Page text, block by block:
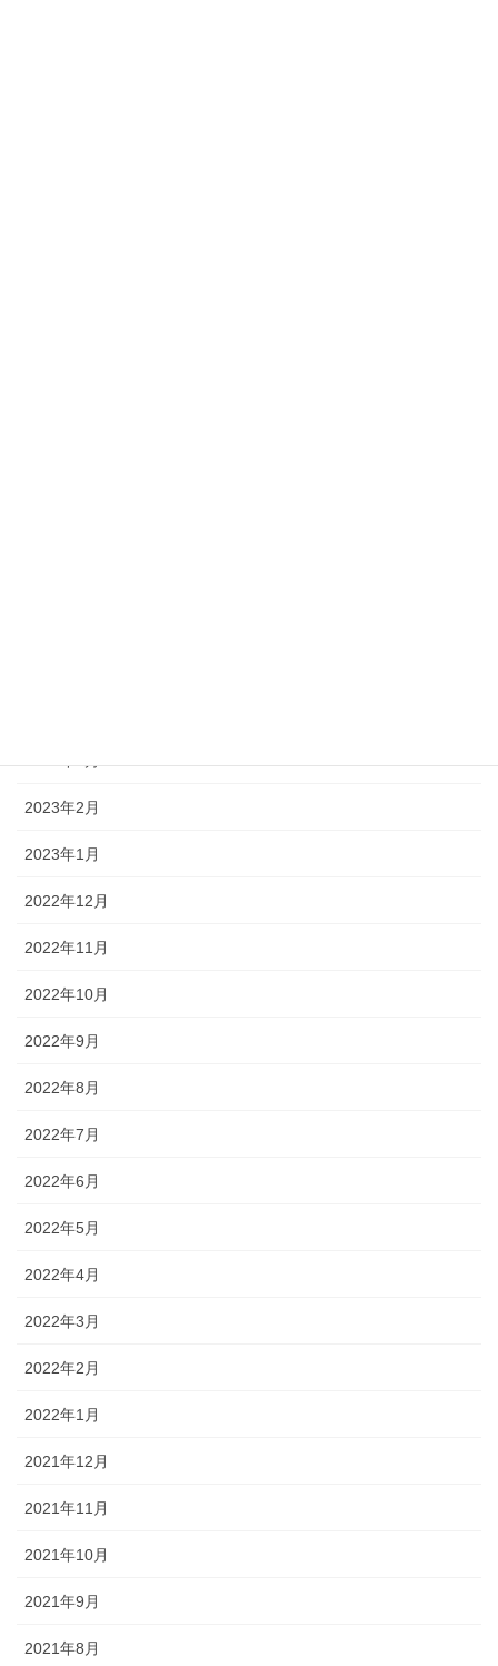
2023年2月
2023年1月
2022年12月
2022年11月
2022年10月
2022年9月
2022年8月
2022年7月
2022年6月
2022年5月
2022年4月
2022年3月
2022年2月
2022年1月
2021年12月
2021年11月
2021年10月
2021年9月
2021年8月